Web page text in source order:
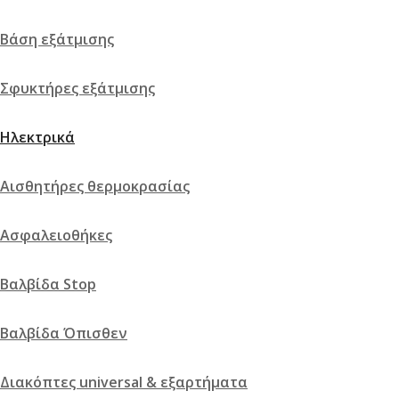
Βάση εξάτμισης
Σφυκτήρες εξάτμισης
Ηλεκτρικά
Αισθητήρες θερμοκρασίας
Ασφαλειοθήκες
Βαλβίδα Stop
Βαλβίδα Όπισθεν
Διακόπτες universal & εξαρτήματα